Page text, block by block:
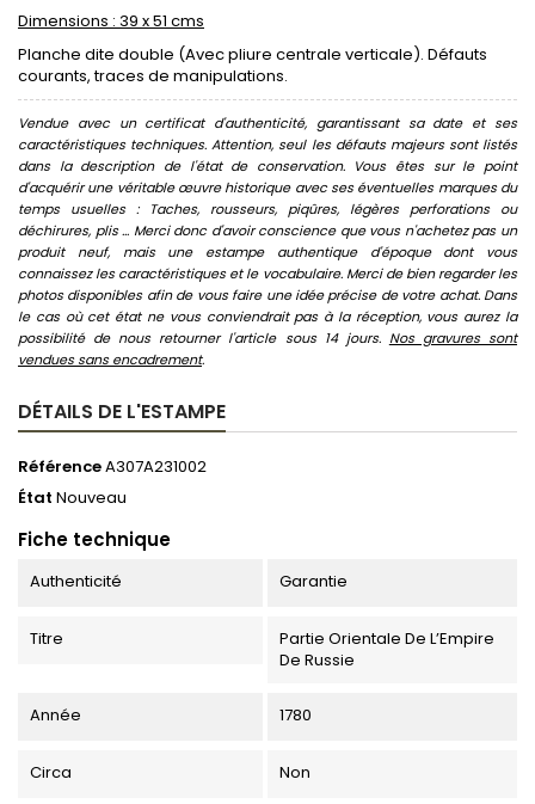
Dimensions : 39 x 51 cms
Planche dite double (Avec pliure centrale verticale). Défauts
courants, traces de manipulations.
Vendue avec un certificat d'authenticité, garantissant sa date et ses
caractéristiques techniques. Attention, seul les défauts majeurs sont listés
dans la description de l'état de conservation. Vous êtes sur le point
d'acquérir une véritable œuvre historique avec ses éventuelles marques du
temps usuelles : Taches, rousseurs, piqûres, légères perforations ou
déchirures, plis ... Merci donc d'avoir conscience que vous n'achetez pas un
produit neuf, mais une estampe authentique d'époque dont vous
connaissez les caractéristiques et le vocabulaire. Merci de bien regarder les
photos disponibles afin de vous faire une idée précise de votre achat. Dans
le cas où cet état ne vous conviendrait pas à la réception, vous aurez la
possibilité de nous retourner l'article sous 14 jours. Nos gravures sont
vendues sans encadrement.
DÉTAILS DE L'ESTAMPE
RéférenceA307A231002
État Nouveau
Fiche technique
Authenticité Garantie
Titre
Partie Orientale De L’Empire
De Russie
Année 1780
Circa Non